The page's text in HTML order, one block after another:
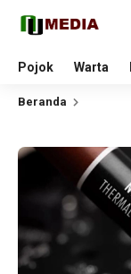
Pojok Warta
Beranda